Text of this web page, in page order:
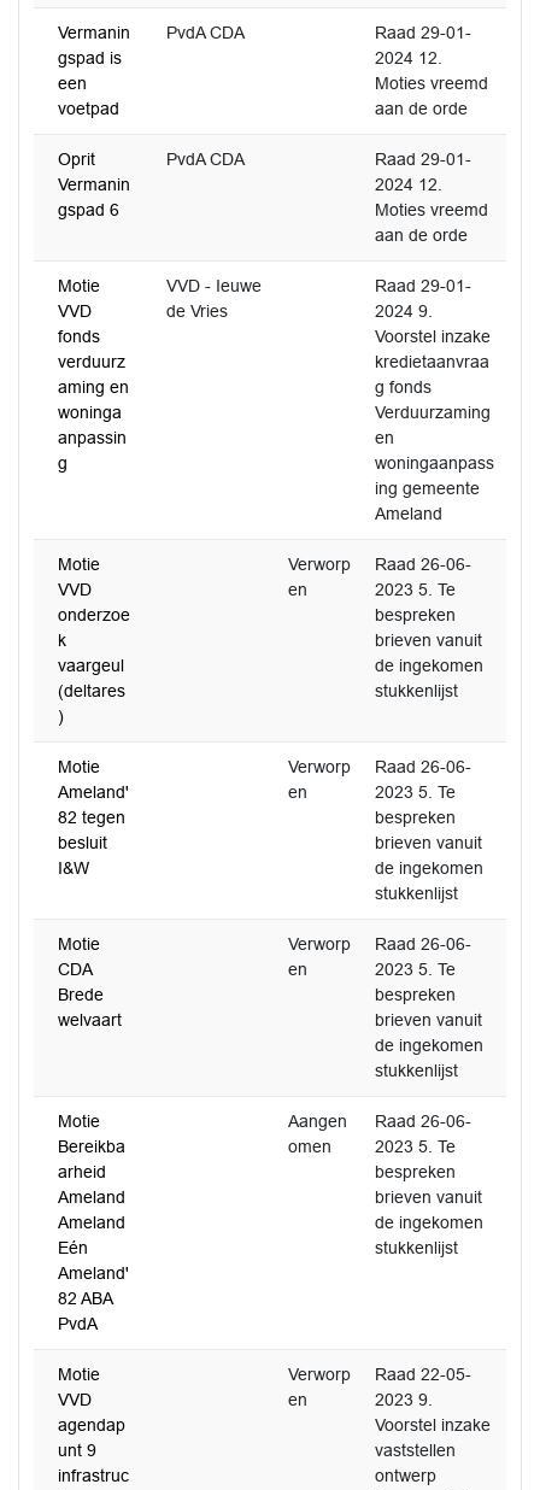
Vermanin
gspad is
een
voetpad
PvdA CDA
Raad 29-01-
2024 12.
Moties vreemd
aan de orde
Oprit
Vermanin
gspad 6
PvdA CDA
Raad 29-01-
2024 12.
Moties vreemd
aan de orde
Motie
VVD
fonds
verduurz
aming en
woninga
anpassin
g
VVD - Ieuwe
de Vries
Raad 29-01-
2024 9.
Voorstel inzake
kredietaanvraa
g fonds
Verduurzaming
en
woningaanpass
ing gemeente
Ameland
Motie
VVD
onderzoe
k
vaargeul
(deltares
)
Verworp
en
Raad 26-06-
2023 5. Te
bespreken
brieven vanuit
de ingekomen
stukkenlijst
Motie
Ameland'
82 tegen
besluit
I&W
Verworp
en
Raad 26-06-
2023 5. Te
bespreken
brieven vanuit
de ingekomen
stukkenlijst
Motie
CDA
Brede
welvaart
Verworp
en
Raad 26-06-
2023 5. Te
bespreken
brieven vanuit
de ingekomen
stukkenlijst
Motie
Bereikba
arheid
Ameland
Ameland
Eén
Ameland'
82 ABA
PvdA
Aangen
omen
Raad 26-06-
2023 5. Te
bespreken
brieven vanuit
de ingekomen
stukkenlijst
Motie
VVD
agendap
unt 9
infrastruc
Verworp
en
Raad 22-05-
2023 9.
Voorstel inzake
vaststellen
ontwerp